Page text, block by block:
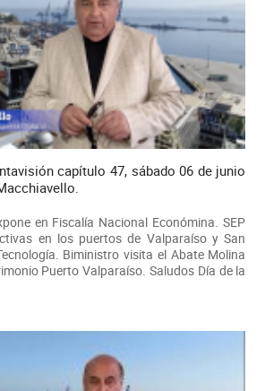
capítulo 47, sábado 06 de junio
en Fiscalía Nacional Económina. SEP
en los puertos de Valparaíso y San
Biministro visita el Abate Molina
Puerto Valparaíso. Saludos Día de la